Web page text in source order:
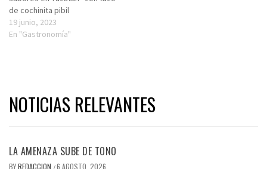
de cochinita pibil
19 junio, 2023
En "Gastronomía"
NOTICIAS RELEVANTES
LA AMENAZA SUBE DE TONO
BYREDACCION /6 AGOSTO, 2026